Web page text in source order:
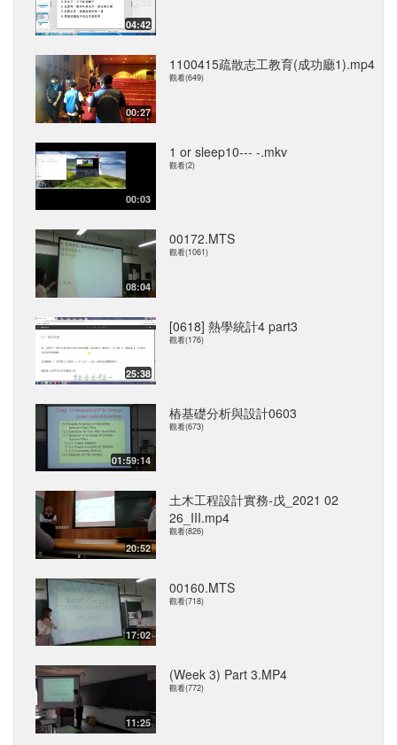
04:42
00:27
1100415疏散志工教育(成功廳1).mp4
觀看(649)
00:03
1 or sleep10--- -.mkv
觀看(2)
08:04
00172.MTS
觀看(1061)
25:38
[0618] 熱學統計4 part3
觀看(176)
01:59:14
樁基礎分析與設計0603
觀看(673)
20:52
土木工程設計實務-戊_2021 02
26_III.mp4
觀看(826)
17:02
00160.MTS
觀看(718)
11:25
(Week 3) Part 3.MP4
觀看(772)